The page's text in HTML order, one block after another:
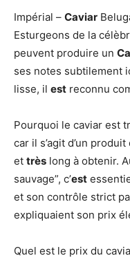
Impérial – Caviar
Esturgeons de la
peuvent produire un
ses notes subtilement
lisse, il est reconnu
Pourquoi le caviar est
car il s’agit d’un
et très long à obtenir.
sauvage”, c’est
et son contrôle strict
expliquaient son prix
Quel est le prix du